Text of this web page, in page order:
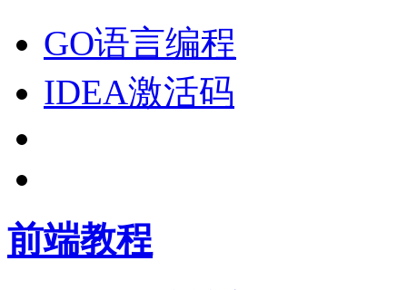
GO语言编程
IDEA激活码
前端教程